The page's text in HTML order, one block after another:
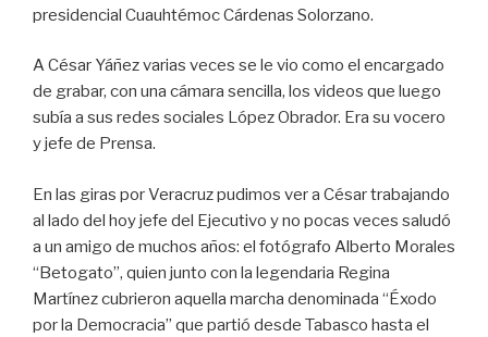
presidencial Cuauhtémoc Cárdenas Solorzano.
A César Yáñez varias veces se le vio como el encargado
de grabar, con una cámara sencilla, los videos que luego
subía a sus redes sociales López Obrador. Era su vocero
y jefe de Prensa.
En las giras por Veracruz pudimos ver a César trabajando
al lado del hoy jefe del Ejecutivo y no pocas veces saludó
a un amigo de muchos años: el fotógrafo Alberto Morales
“Betogato”, quien junto con la legendaria Regina
Martínez cubrieron aquella marcha denominada “Éxodo
por la Democracia” que partió desde Tabasco hasta el